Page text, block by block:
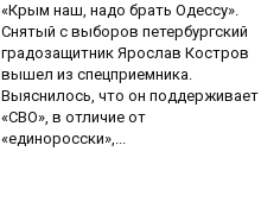
«Крым наш, надо брать Одессу».
Снятый с выборов петербургский
градозащитник Ярослав Костров
вышел из спецприемника.
Выяснилось, что он поддерживает
«СВО», в отличие от
«единоросски»,...